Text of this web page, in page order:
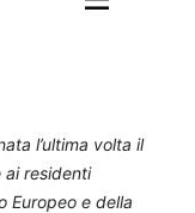
l’ultima volta il
residenti
Europeo e della